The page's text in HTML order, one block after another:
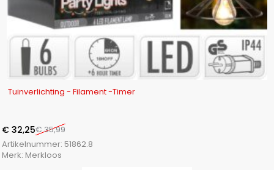
Tuinverlichting - Filament -Timer
€35,99
€ 32,25
Artikelnummer: 51862.8
Merk: Merkloos